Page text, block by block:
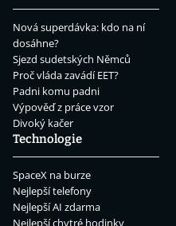
Nová superdávka: kdo na ní
dosáhne?
Sjezd sudetských Němců
Proč vláda zavádí EET?
Padni komu padni
Výpověď z práce vzor
Divoký kačer
Technologie
SpaceX na burze
Nejlepší telefony
Nejlepší AI zdarma
Nejlepší chytré hodinky